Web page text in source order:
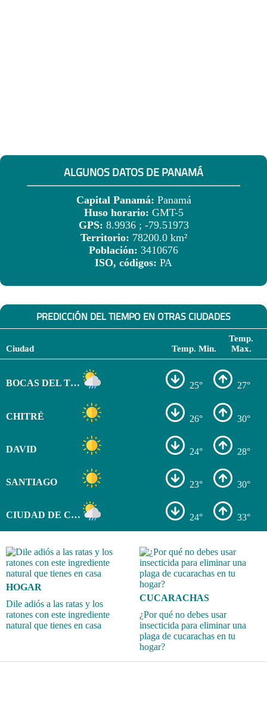
ALGUNOS DATOS DE PANAMÁ
Capital Panamá: Panamá
Huso horario: GMT-5
GPS: 8.9936 ; -79.51973
Territorio: 78200.0 km²
Población: 3410676
ISO, códigos: PA
PREDICCIÓN DEL TIEMPO EN OTRAS CIUDADES
Ciudad Temp. Min.
Temp.
Max.
BOCAS DEL TORO 25° 27°
CHITRÉ 26° 30°
DAVID 24° 28°
SANTIAGO 23° 30°
CIUDAD DE COLÓN 24° 33°
HOGAR
Dile adiós a las ratas y los
ratones con este ingrediente
natural que tienes en casa
CUCARACHAS
¿Por qué no debes usar
insecticida para eliminar una
plaga de cucarachas en tu
hogar?